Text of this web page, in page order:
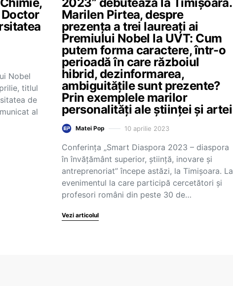
Nobel
titlul
de
al
Marilen Pirtea, despre
prezența a trei laureați ai
Premiului Nobel la UVT: Cum
putem forma caractere, într-o
perioadă în care războiul
hibrid, dezinformarea,
ambiguitățile sunt prezente?
Prin exemplele marilor
personalități ale științei și artei
Matei Pop 10 aprilie 2023
Conferința „Smart Diaspora 2023 – diaspora
în învățământ superior, știință, inovare și
antreprenoriat” începe astăzi, la Timișoara. La
evenimentul la care participă cercetători și
profesori români din peste 30 de…
Vezi articolul